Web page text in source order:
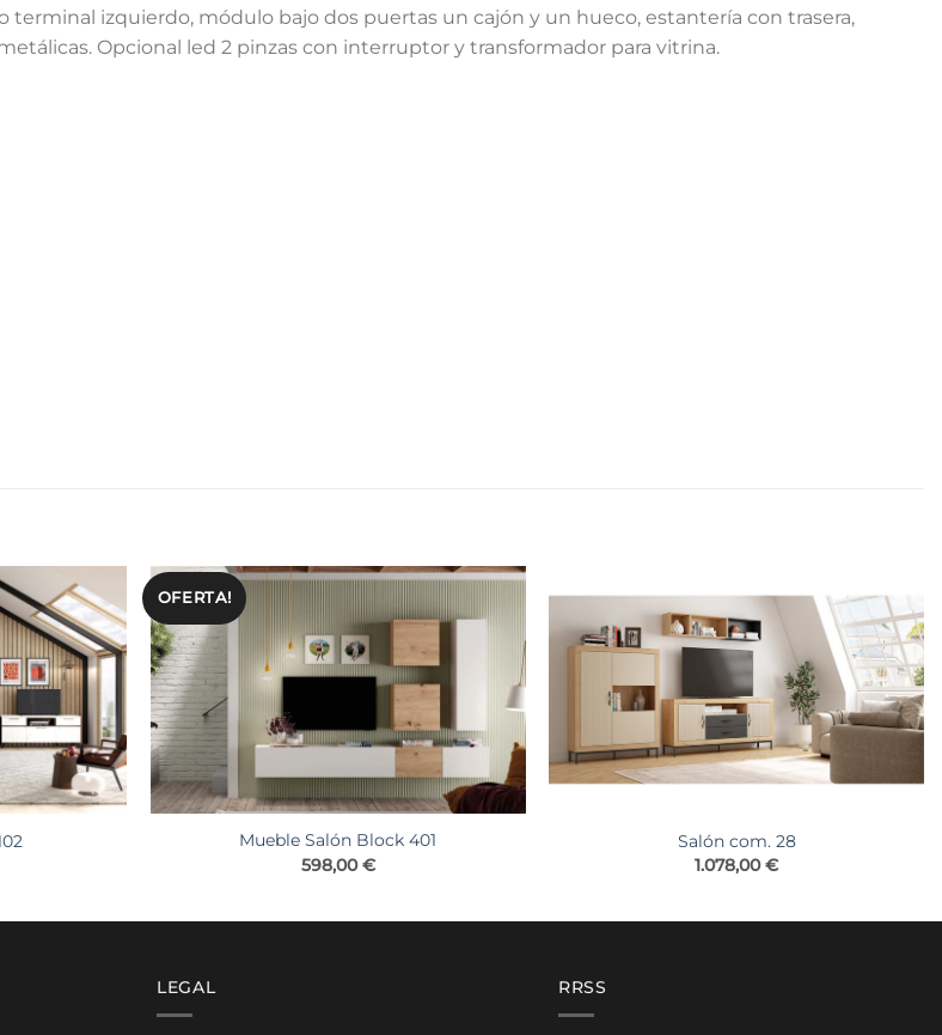
izquierdo, módulo bajo dos puertas un cajón y un hueco, estantería con trasera,
Opcional led 2 pinzas con interruptor y transformador para vitrina.
OFERTA!
Mueble Salón Block 401
598,00€
Salón com. 28
1.078,00€
LEGAL RRSS